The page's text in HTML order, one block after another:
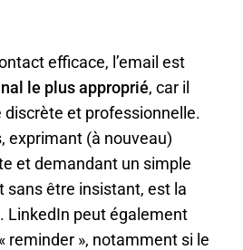
efficace, l’email est
le plus approprié, car il
et professionnelle.
exprimant (à nouveau)
et demandant un simple
sans être insistant, est la
LinkedIn peut également
reminder », notamment si le